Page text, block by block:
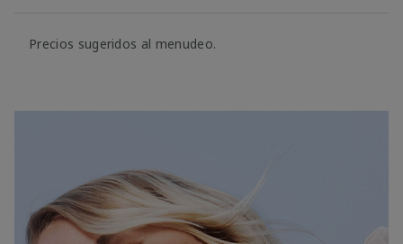
Precios sugeridos al menudeo.